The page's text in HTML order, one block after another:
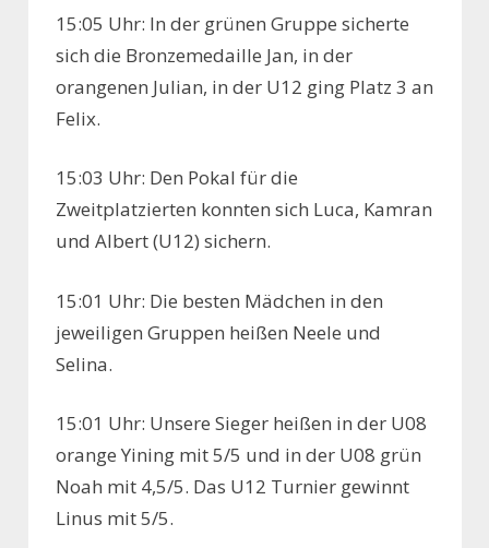
15:05 Uhr: In der grünen Gruppe sicherte
sich die Bronzemedaille Jan, in der
orangenen Julian, in der U12 ging Platz 3 an
Felix.
15:03 Uhr: Den Pokal für die
Zweitplatzierten konnten sich Luca, Kamran
und Albert (U12) sichern.
15:01 Uhr: Die besten Mädchen in den
jeweiligen Gruppen heißen Neele und
Selina.
15:01 Uhr: Unsere Sieger heißen in der U08
orange Yining mit 5/5 und in der U08 grün
Noah mit 4,5/5. Das U12 Turnier gewinnt
Linus mit 5/5.